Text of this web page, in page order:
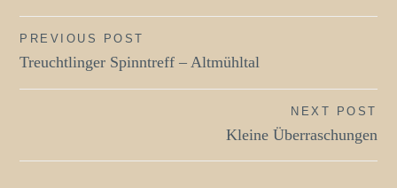
Beitragsnavigation
PREVIOUS POST
Treuchtlinger Spinntreff – Altmühltal
NEXT POST
Kleine Überraschungen